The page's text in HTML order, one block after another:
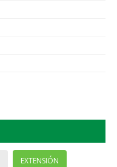
EXTENSIÓN